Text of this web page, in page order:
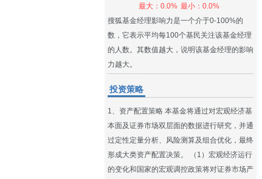
最大：0.0% 最小：0.0%
搜狐基金经理影响力是一个介于0-100%的
数，它表示平均每100个基民关注该基金经理
的人数。其数值越大，说明该基金经理的影响
力越大。
投资策略
1、资产配置策略 本基金将通过对宏观经济基
本面及证券市场双层面的数据进行研究，并通
过定性定量分析、风险测算及组合优化，最终
形成大类资产配置决策。 （1）宏观经济运行
的变化和国家的宏观调控政策将对证券市场产